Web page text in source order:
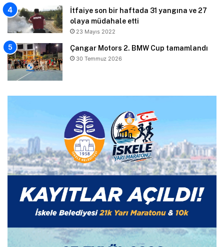
İtfaiye son bir haftada 31 yangına ve 27
olaya müdahale etti
23 Mayıs 2022
Çangar Motors 2. BMW Cup tamamlandı
30 Temmuz 2026